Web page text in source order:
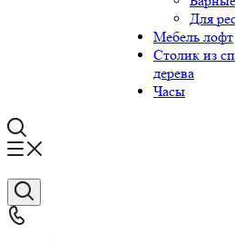
Для
Мебель лофт
Столик из
дерева
Часы